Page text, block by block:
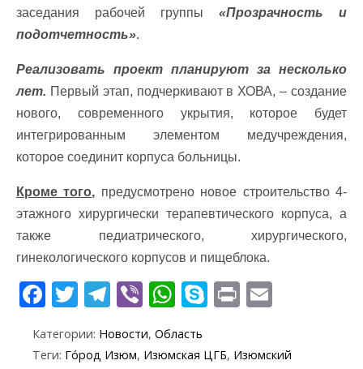
заседания рабочей группы «Прозрачность и
подотчетность».
Реализовать проект планируют за несколько
лет. Первый этап, подчеркивают в ХОВА, – создание
нового, современного укрытия, которое будет
интегрированным элементом медучреждения,
которое соединит корпуса больницы.
Кроме того, предусмотрено новое строительство 4-
этажного хирургически терапевтического корпуса, а
также педиатрического, хирургического,
гинекологического корпусов и пищеблока.
F
e
T
itt
T
e
Vi
er
W
at
S
y
Pr
t ai
Категории: Новости, Область
Теги: Го́род Изюм, Изюмская ЦГБ, Изюмский